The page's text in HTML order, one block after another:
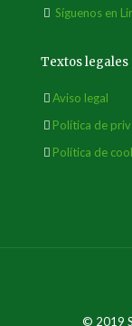
Síguenos en
Textos legales
Aviso legal
Política de
Política de
© 2019